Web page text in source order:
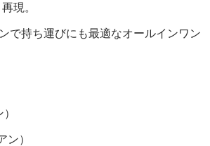
現。
で持ち運びにも最適なオールインワン
ン）